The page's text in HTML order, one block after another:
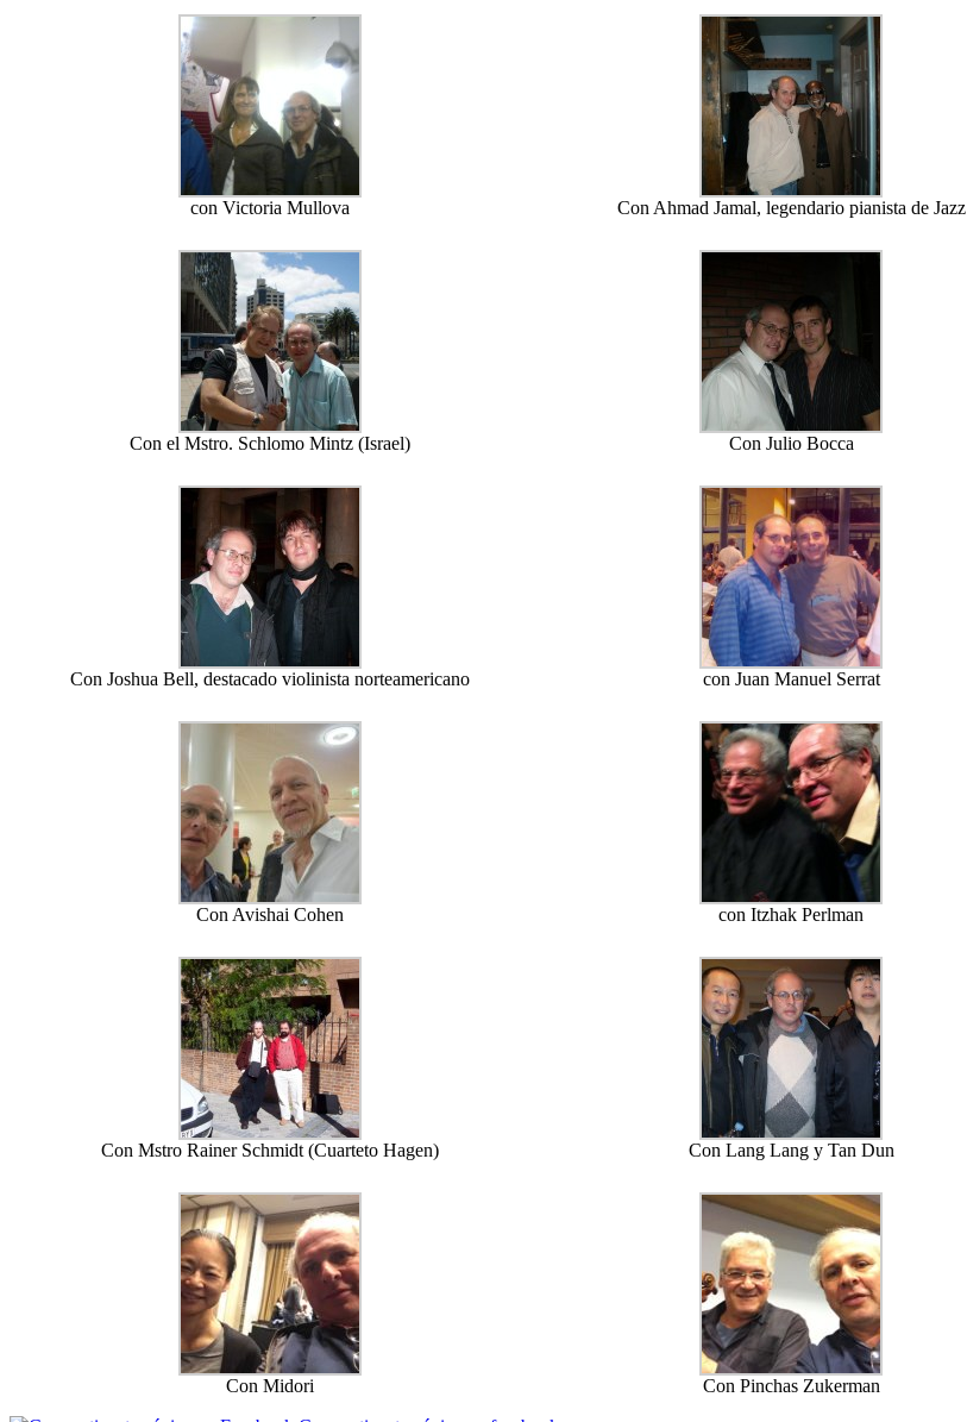
con Victoria Mullova Con Ahmad Jamal, legendario pianista de Jazz
Con el Mstro. Schlomo Mintz (Israel) Con Julio Bocca
Con Joshua Bell, destacado violinista norteamericano con Juan Manuel Serrat
Con Avishai Cohen con Itzhak Perlman
Con Mstro Rainer Schmidt (Cuarteto Hagen) Con Lang Lang y Tan Dun
Con Midori Con Pinchas Zukerman